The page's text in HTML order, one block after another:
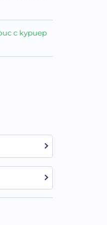
с куриер